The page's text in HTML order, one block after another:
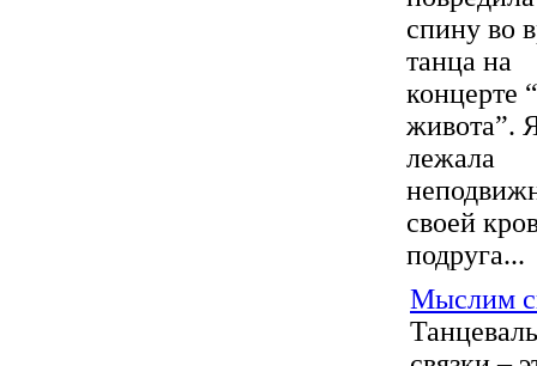
спину во
танца на
концерте
живота”.
лежала
своей
подруга...
Мыслим